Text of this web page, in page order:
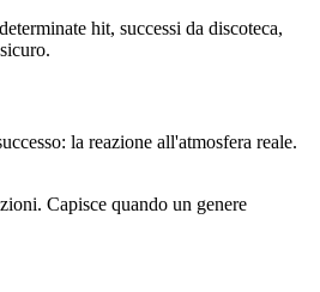
hit, successi da discoteca,
la reazione all'atmosfera reale.
Capisce quando un genere